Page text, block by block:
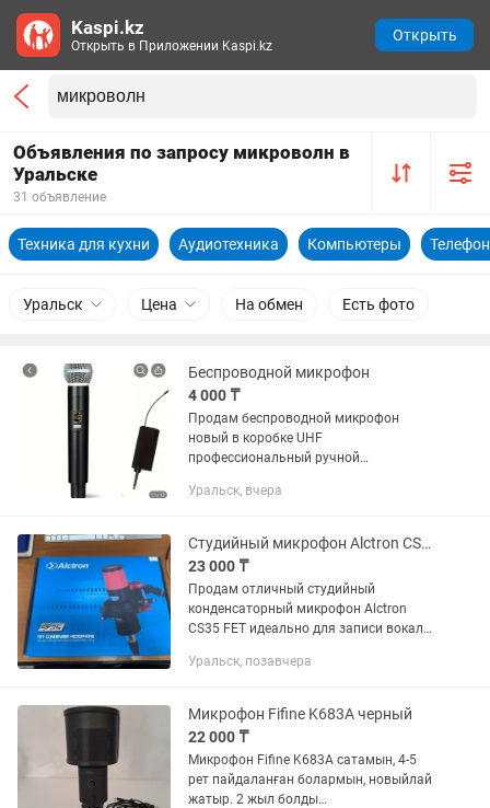
Объявления по запросу микроволн в
Уральске
31 объявление
Техника для кухни Аудиотехника Компьютеры
Уральск Цена На обмен Есть фото
Беспроводной микрофон
4 000 ₸
Продам беспроводной микрофон
новый в коробке UHF
профессиональный ручной
приёмником и усилителем и РА
Уральск, вчера
Студийный микрофон Alctron CS35 (полный комплект) новый в коробке
23 000 ₸
Продам отличный студийный
конденсаторный микрофон Alctron
CS35 FET идеально для записи вокала,
Комплектация (полная): • Микрофон
Уральск, позавчера
Микрофон Fifine K683A черный
22 000 ₸
Микрофон Fifine K683A сатамын, 4-5
рет пайдаланған болармын, новыйлай
жатыр. 2 жыл болды
Kaspi.kz
Открыть в Приложении Kaspi.kz
Открыть